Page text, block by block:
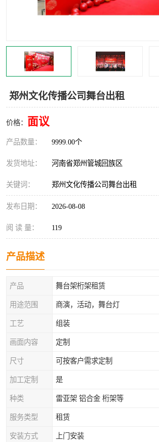
郑州文化传播公司舞台出租
价格： 面议
产品数量： 9999.00个
发货地址： 河南省郑州管城回族区
关键词： 郑州文化传播公司舞台出租
发布日期： 2026-08-08
阅 读 量： 119
产品描述
产品 舞台架桁架租赁
用途范围 商演，活动，舞台灯
工艺 组装
画面内容 定制
尺寸 可按客户需求定制
加工定制 是
种类 雷亚架 铝合金 桁架等
服务类型 租赁
安装方式 上门安装
灯光音响租赁 空飘出租